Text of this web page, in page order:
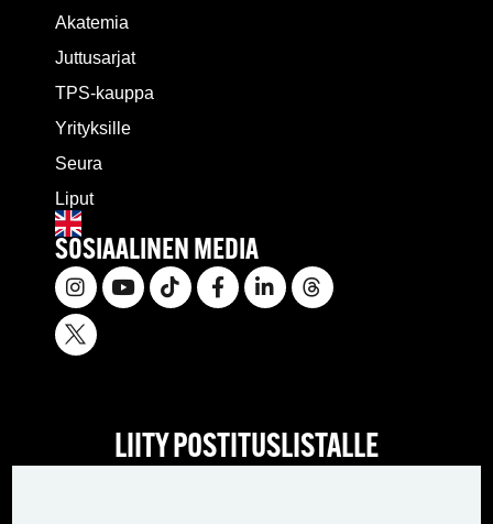
Akatemia
Juttusarjat
TPS-kauppa
Yrityksille
Seura
Liput
SOSIAALINEN MEDIA
LIITY POSTITUSLISTALLE